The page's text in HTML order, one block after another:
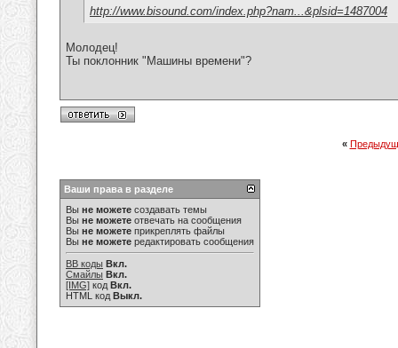
http://www.bisound.com/index.php?nam...&plsid=1487004
Молодец!
Ты поклонник "Машины времени"?
«
Ваши права в разделе
Вы не можете создавать темы
Вы не можете отвечать на сообщения
Вы не можете прикреплять файлы
Вы не можете редактировать сообщения
BB коды Вкл.
Смайлы Вкл.
[IMG] код Вкл.
HTML код Выкл.